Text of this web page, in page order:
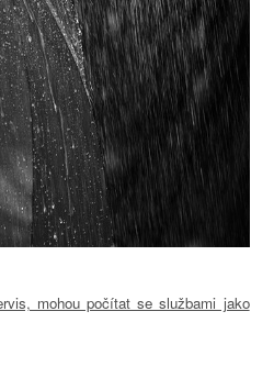
mohou počítat se službami jako